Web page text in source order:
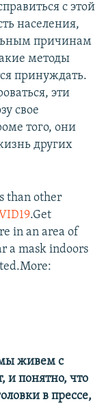
с этой
населения,
причинам
методы
принуждать.
эти
свое
того, они
других
than other
.Get
in an area of
a mask indoors
живем с
и понятно, что
в прессе,